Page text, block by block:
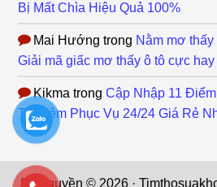
Bị Mất Chìa Hiệu Quả 100%
Mai Hướng trong Nằm mơ
Giải mã giấc mơ thấy ô tô cực hay
Kikma trongCập Nhập 11
Từ Liêm Phục Vụ 24/24 Giá Rẻ
Bản quyền © 2026 ·